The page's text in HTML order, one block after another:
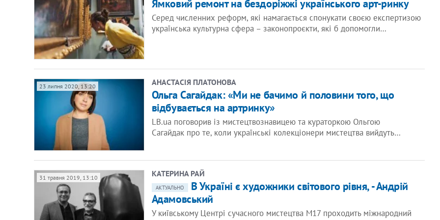
Ямковий ремонт на бездоріжжі українського арт-ринку
Серед численних реформ, які намагається спонукати своєю експертизою
українська культурна сфера – законопроєкти, які б допомогли…
23 липня 2020, 13:20 АНАСТАСІЯ ПЛАТОНОВА
Ольга Сагайдак: «Ми не бачимо й половини того, що
відбувається на артринку»
LB.ua поговорив із мистецтвознавицею та кураторкою Ольгою
Сагайдак про те, коли українські колекціонери мистецтва вийдуть…
31 травня 2019, 13:10 КАТЕРИНА РАЙ
АКТУАЛЬНО
В Україні є художники світового рівня, - Андрій
Адамовський
У київському Центрі сучасного мистецтва М17 проходить міжнародний